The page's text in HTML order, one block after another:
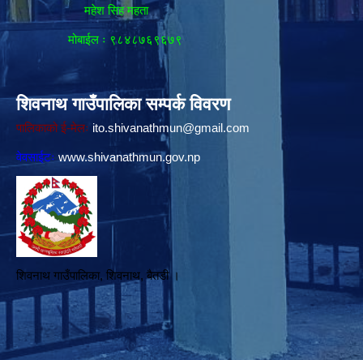
महेश सिह महता
मोबाईल ः ९८४८७६९६७९
शिवनाथ गाउँपालिका सम्पर्क विवरण
पालिकाको ई-मेलः ito.shivanathmun@gmail.com
वेवसाईटः www.shivanathmun.gov.np
शिवनाथ गाउँपालिका, शिवनाथ, बैतडी ।